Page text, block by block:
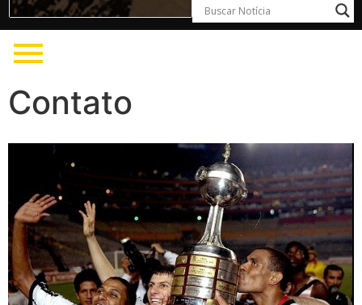
Contato